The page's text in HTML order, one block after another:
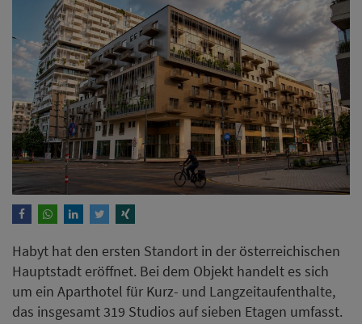
Habyt hat den ersten Standort in der österreichischen
Hauptstadt eröffnet. Bei dem Objekt handelt es sich
um ein Aparthotel für Kurz- und Langzeitaufenthalte,
das insgesamt 319 Studios auf sieben Etagen umfasst.